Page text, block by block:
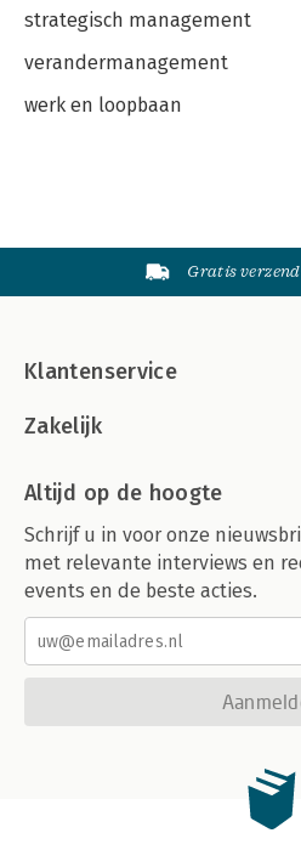
strategisch management
verandermanagement
werk en loopbaan
Gratis
Klantenservice
Zakelijk
Altijd op de hoogte
Schrijf u in voor onze
met relevante interviews en
events en de beste acties.